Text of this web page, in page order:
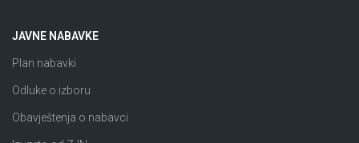
JAVNE NABAVKE
Plan nabavki
Odluke o izboru
Obavještenja o nabavci